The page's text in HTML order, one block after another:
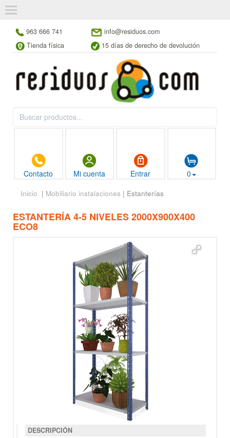
963 666 741
info@residuos.com
Tienda física
15 días de derecho de devolución
Contacto Mi cuenta Entrar 0
Inicio | Mobiliario instalaciones | Estanterías
ESTANTERÍA 4-5 NIVELES 2000X900X400
ECO8
DESCRIPCIÓN